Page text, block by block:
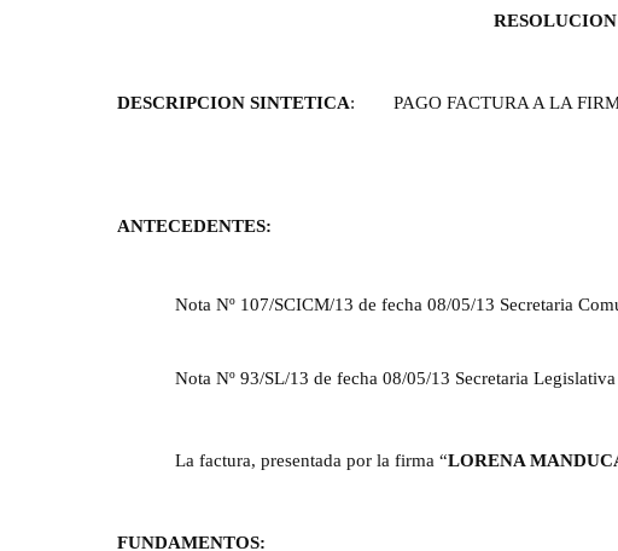
RESOLUCION
DESCRIPCION SINTETICA: PAGO FACTURA A LA
ANTECEDENTES:
Nota Nº 107/SCICM/13 de fecha 08/05/13 Secretaria
Nota Nº 93/SL/13 de fecha 08/05/13 Secretaria
La factura, presentada por la firma “LORENA
FUNDAMENTOS: